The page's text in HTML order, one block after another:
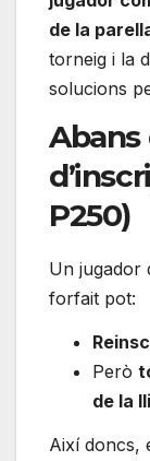
de la
torneig i la
solucions
Abans
P250)
Un jugador
forfait pot:
Però
de la
Així doncs,